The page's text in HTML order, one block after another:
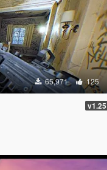
65,971 125
v1.25